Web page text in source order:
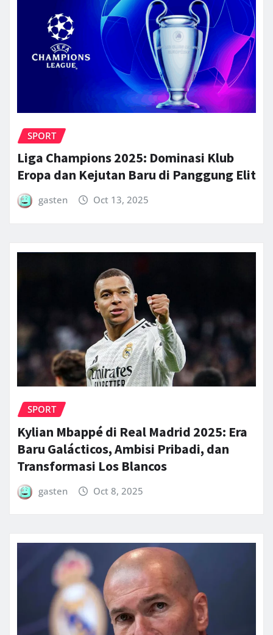
SPORT
Liga Champions 2025: Dominasi Klub
Eropa dan Kejutan Baru di Panggung Elit
gasten Oct 13, 2025
SPORT
Kylian Mbappé di Real Madrid 2025: Era
Baru Galácticos, Ambisi Pribadi, dan
Transformasi Los Blancos
gasten Oct 8, 2025